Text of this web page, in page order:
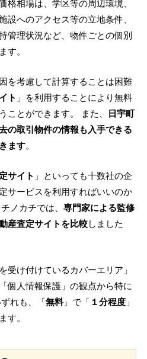
格相場は、学区等の周辺環境、
設へのアクセス等の立地条件、
管理状況など、物件ごとの個別
す。
を考慮して計算することは困難
ト 」を利用することにより無料
ことができます。 また、 日宇町
の取引物件の情報も入手できる
ます。
サイト 」といっても十数社の企
サービスを利用すればいいのか
ノカチでは、 専門家による監修
産査定サイトを比較しました
受け付けているカバーエリア」
個人情報保護」の観点から特に
れも、「無料」で「 １分程度 」
す。